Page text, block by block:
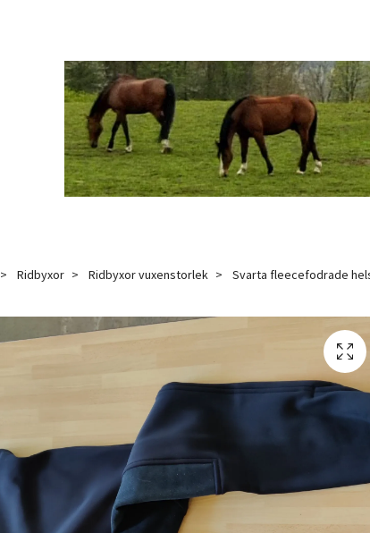
Ridbyxor Ridbyxor vuxenstorlek Svarta fleecefodrade